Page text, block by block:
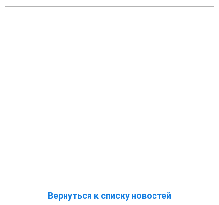
Вернуться к списку новостей